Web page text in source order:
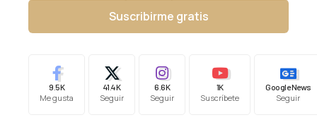
Suscribirme gratis
9.5K
Me gusta
41.4K
Seguir
6.6K
Seguir
1K
Suscríbete
Google News
Seguir